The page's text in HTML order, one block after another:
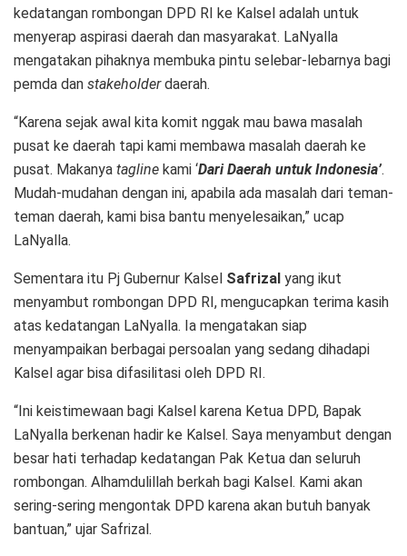
kedatangan rombongan DPD RI ke Kalsel adalah untuk
menyerap aspirasi daerah dan masyarakat. LaNyalla
mengatakan pihaknya membuka pintu selebar-lebarnya bagi
pemda dan stakeholderdaerah.
“Karena sejak awal kita komit nggak mau bawa masalah
pusat ke daerah tapi kami membawa masalah daerah ke
pusat. Makanya tagline kami ‘Dari Daerah untuk Indonesia’.
Mudah-mudahan dengan ini, apabila ada masalah dari teman-
teman daerah, kami bisa bantu menyelesaikan,” ucap
LaNyalla.
Sementara itu Pj Gubernur Kalsel Safrizal yang ikut
menyambut rombongan DPD RI, mengucapkan terima kasih
atas kedatangan LaNyalla. Ia mengatakan siap
menyampaikan berbagai persoalan yang sedang dihadapi
Kalsel agar bisa difasilitasi oleh DPD RI.
“Ini keistimewaan bagi Kalsel karena Ketua DPD, Bapak
LaNyalla berkenan hadir ke Kalsel. Saya menyambut dengan
besar hati terhadap kedatangan Pak Ketua dan seluruh
rombongan. Alhamdulillah berkah bagi Kalsel. Kami akan
sering-sering mengontak DPD karena akan butuh banyak
bantuan,” ujar Safrizal.